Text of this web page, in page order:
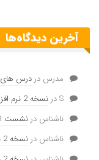
آخرین دیدگاه‌ها
مدرس در درس های
Sدر نسخه 2 نرم افزار رایانه ای و اندروید آثار علامه مصباح+ دانلود
ناشناس در نشست
ناشناس در نسخه 2 نرم افزار رایانه ای و اندروید آثار علامه مصباح+ دانلود